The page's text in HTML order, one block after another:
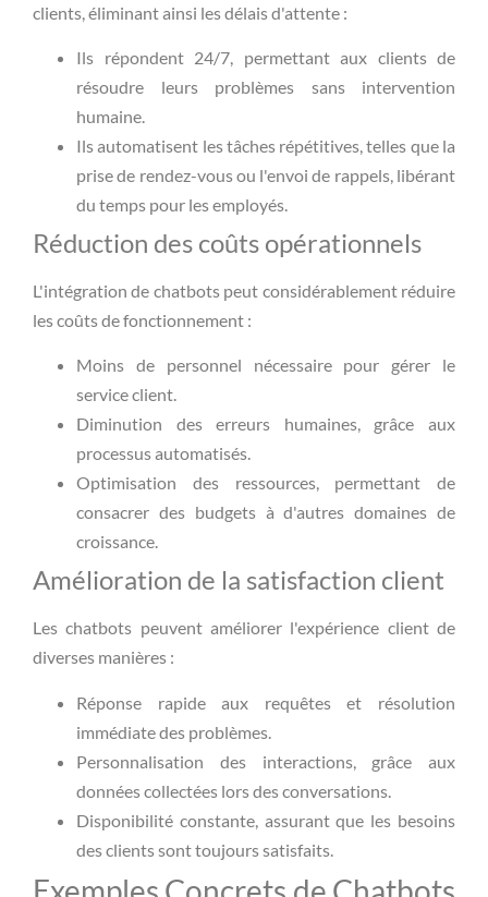
clients, éliminant ainsi les délais d'attente :
Ils répondent 24/7, permettant aux clients de
résoudre leurs problèmes sans intervention
humaine.
Ils automatisent les tâches répétitives, telles que la
prise de rendez-vous ou l'envoi de rappels, libérant
du temps pour les employés.
Réduction des coûts opérationnels
L'intégration de chatbots peut considérablement réduire
les coûts de fonctionnement :
Moins de personnel nécessaire pour gérer le
service client.
Diminution des erreurs humaines, grâce aux
processus automatisés.
Optimisation des ressources, permettant de
consacrer des budgets à d'autres domaines de
croissance.
Amélioration de la satisfaction client
Les chatbots peuvent améliorer l'expérience client de
diverses manières :
Réponse rapide aux requêtes et résolution
immédiate des problèmes.
Personnalisation des interactions, grâce aux
données collectées lors des conversations.
Disponibilité constante, assurant que les besoins
des clients sont toujours satisfaits.